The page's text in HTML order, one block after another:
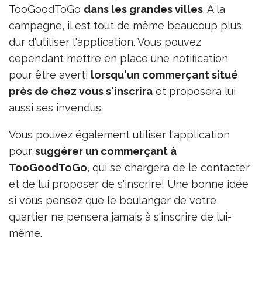
TooGoodToGo dans les grandes villes. A la
campagne, il est tout de même beaucoup plus
dur d'utiliser l'application. Vous pouvez
cependant mettre en place une notification
pour être averti lorsqu'un commerçant situé
près de chez vous s'inscrira et proposera lui
aussi ses invendus.
Vous pouvez également utiliser l'application
pour suggérer un commerçant à
TooGoodToGo, qui se chargera de le contacter
et de lui proposer de s'inscrire! Une bonne idée
si vous pensez que le boulanger de votre
quartier ne pensera jamais à s'inscrire de lui-
même.